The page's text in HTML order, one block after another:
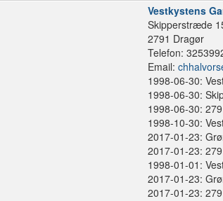
Vestkystens
Skipperstræde
2791 Dragør
Telefon:
Email:
1998-06-30:
1998-06-30:
1998-06-30:
1998-10-30:
2017-01-23:
2017-01-23:
1998-01-01:
2017-01-23:
2017-01-23: